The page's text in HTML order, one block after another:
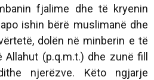
fjalime dhe të kryenin
ishin bërë muslimanë dhe
dolën në minberin e të
Allahut (p.q.m.t.) dhe zunë fill
njerëzve. Këto ngjarje